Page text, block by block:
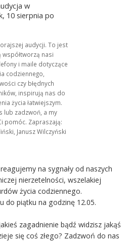
w
10 sierpnia po
audycji. To jest
współtworzą nasi
i maile dotyczące
codziennego,
czy błędnych
inspirują nas do
życia łatwiejszym.
lub zadzwoń, a my
pomóc. Zapraszają:
Janusz Wilczyński
na sygnały od naszych
nierzetelności, wszelakiej
życia codziennego.
do piątku na godzinę 12.05.
zagadnienie bądź widzisz jakąś
się coś złego? Zadzwoń do nas